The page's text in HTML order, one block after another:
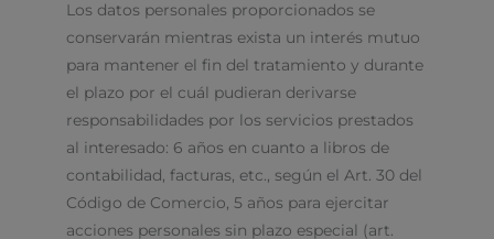
Los datos personales proporcionados se
conservarán mientras exista un interés mutuo
para mantener el fin del tratamiento y durante
el plazo por el cuál pudieran derivarse
responsabilidades por los servicios prestados
al interesado: 6 años en cuanto a libros de
contabilidad, facturas, etc., según el Art. 30 del
Código de Comercio, 5 años para ejercitar
acciones personales sin plazo especial (art.